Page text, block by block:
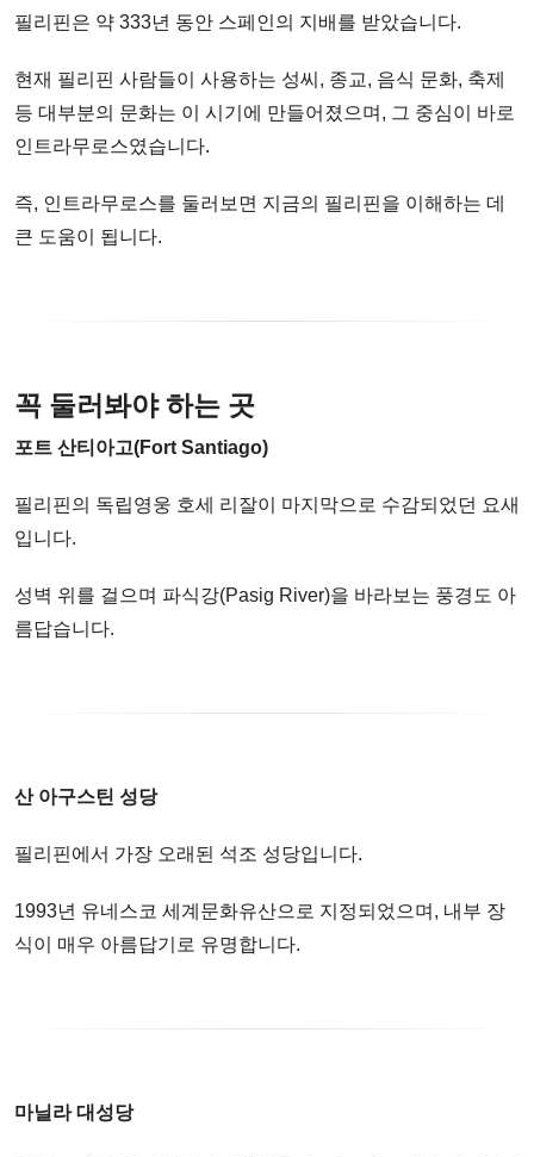
필리핀은 약 333년 동안 스페인의 지배를 받았습니다.
현재 필리핀 사람들이 사용하는 성씨, 종교, 음식 문화, 축제
등 대부분의 문화는 이 시기에 만들어졌으며, 그 중심이 바로
인트라무로스였습니다.
즉, 인트라무로스를 둘러보면 지금의 필리핀을 이해하는 데
큰 도움이 됩니다.
꼭 둘러봐야 하는 곳
포트 산티아고(Fort Santiago)
필리핀의 독립영웅 호세 리잘이 마지막으로 수감되었던 요새
입니다.
성벽 위를 걸으며 파식강(Pasig River)을 바라보는 풍경도 아
름답습니다.
산 아구스틴 성당
필리핀에서 가장 오래된 석조 성당입니다.
1993년 유네스코 세계문화유산으로 지정되었으며, 내부 장
식이 매우 아름답기로 유명합니다.
마닐라 대성당